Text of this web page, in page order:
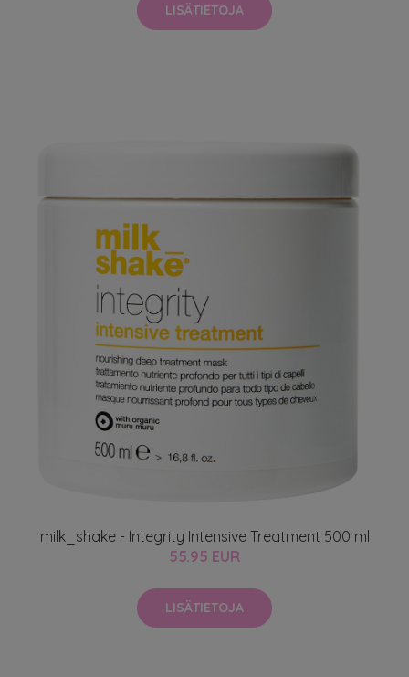
LISÄTIETOJA
milk_shake - Integrity Intensive Treatment 500 ml
55.95 EUR
LISÄTIETOJA